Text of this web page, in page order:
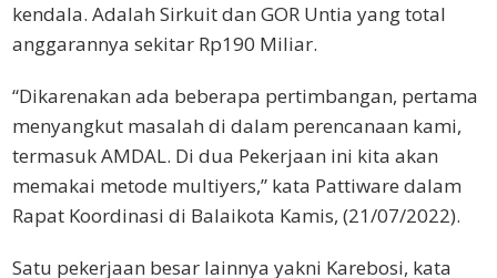
kendala. Adalah Sirkuit dan GOR Untia yang total
anggarannya sekitar Rp190 Miliar.
“Dikarenakan ada beberapa pertimbangan, pertama
menyangkut masalah di dalam perencanaan kami,
termasuk AMDAL. Di dua Pekerjaan ini kita akan
memakai metode multiyers,” kata Pattiware dalam
Rapat Koordinasi di Balaikota Kamis, (21/07/2022).
Satu pekerjaan besar lainnya yakni Karebosi, kata